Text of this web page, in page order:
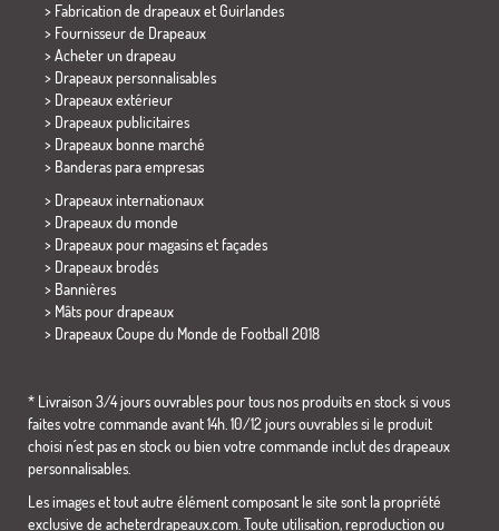
> Fabrication de drapeaux et Guirlandes
> Fournisseur de Drapeaux
> Acheter un drapeau
> Drapeaux personnalisables
> Drapeaux extérieur
> Drapeaux publicitaires
> Drapeaux bonne marché
> Banderas para empresas
> Drapeaux internationaux
> Drapeaux du monde
> Drapeaux pour magasins et façades
> Drapeaux brodés
> Bannières
> Mâts pour drapeaux
> Drapeaux Coupe du Monde de Football 2018
* Livraison 3/4 jours ouvrables pour tous nos produits en stock si vous
faites votre commande avant 14h. 10/12 jours ouvrables si le produit
choisi n´est pas en stock ou bien votre commande inclut des drapeaux
personnalisables.
Les images et tout autre élément composant le site sont la propriété
exclusive de acheterdrapeaux.com. Toute utilisation, reproduction ou